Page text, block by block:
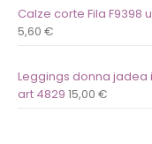
Calze corte Fila F9398
5,60 €
Leggings donna
art 4829 15,00 €